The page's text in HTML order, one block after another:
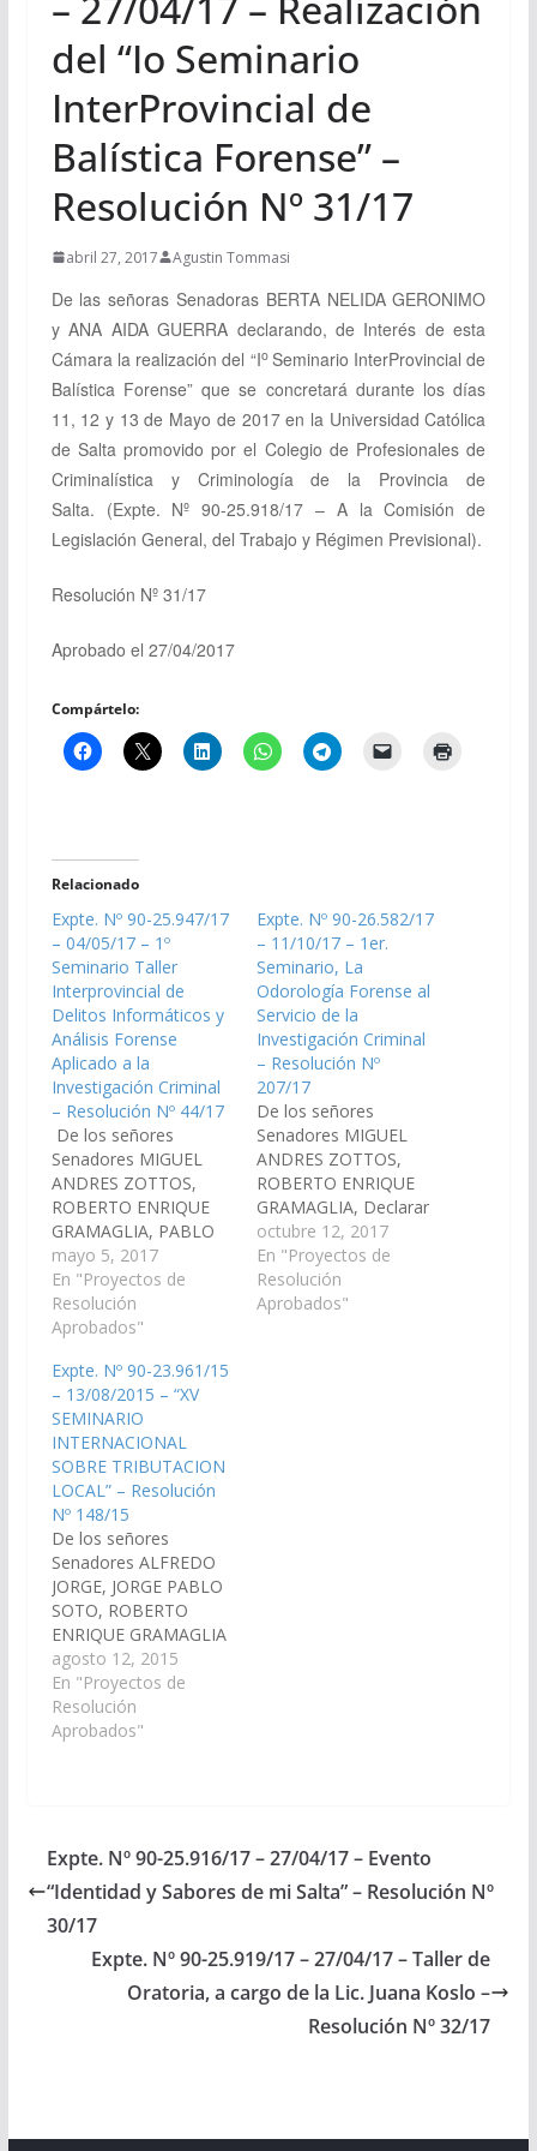
del “Io Seminario
InterProvincial de
Balística Forense” –
Resolución Nº 31/17
abril 27, 2017 Agustin Tommasi
De las señoras Senadoras BERTA NELIDA GERONIMO
yANA AIDA GUERRA declarando, de Interés de esta
Cámara la realización del “Io Seminario InterProvincial de
Balística Forense” que se concretará durante los días
11, 12 y 13 de Mayo de 2017 en la Universidad Católica
de Salta promovido por el Colegio de Profesionales de
Criminalística y Criminología de la Provincia de
Salta. (Expte. Nº 90-25.918/17 – A la Comisión de
Legislación General, del Trabajo y Régimen Previsional).
Resolución Nº 31/17
Aprobado el 27/04/2017
Compártelo:
Relacionado
Expte. Nº 90-25.947/17
– 04/05/17 – 1º
Seminario Taller
Interprovincial de
Delitos Informáticos y
Análisis Forense
Aplicado a la
Investigación Criminal
– Resolución Nº 44/17
De los señores
Senadores MIGUEL
ANDRES ZOTTOS,
ROBERTO ENRIQUE
GRAMAGLIA, PABLO
DAMIAN GONZALEZ,
declarando de Interés
de ésta Cámara, el "1º
Seminario Taller
Delitos Informáticos y
Análisis Forense
Aplicado a la
Investigación Criminal",
organizado por la
Dirección de la Policia
Científica y Técnica.
Adherir a los objetivos
y…
mayo 5, 2017
En "Proyectos de
Resolución
Aprobados"
Expte. Nº 90-26.582/17
– 11/10/17 – 1er.
Seminario, La
Odorología Forense al
Servicio de la
Investigación Criminal
– Resolución Nº
207/17
De los señores
Senadores MIGUEL
ANDRES ZOTTOS,
ROBERTO ENRIQUE
GRAMAGLIA, Declarar
de interés de esta
Cámara de Senadores
el 1er. Seminario
denominado "La
octubre 12, 2017
En "Proyectos de
Resolución
Aprobados"
Expte. Nº 90-23.961/15
– 13/08/2015 – “XV
SEMINARIO
INTERNACIONAL
SOBRE TRIBUTACION
LOCAL” – Resolución
Nº 148/15
De los señores
Senadores ALFREDO
JORGE, JORGE PABLO
SOTO, ROBERTO
ENRIQUE GRAMAGLIA
y MARÍA SILVINA
ABILES, declarando de
interés de esta
Cámara, la realización
lugar en la ciudad de
Salta los días 05, y 06
de noviembre de
2.015, organizado
agosto 12, 2015
En "Proyectos de
Resolución
Aprobados"
Expte. Nº 90-25.916/17 – 27/04/17 – Evento
“Identidad y Sabores de mi Salta” – Resolución Nº
30/17
Expte. Nº 90-25.919/17 – 27/04/17 – Taller de
Oratoria, a cargo de la Lic. Juana Koslo –
Resolución Nº 32/17